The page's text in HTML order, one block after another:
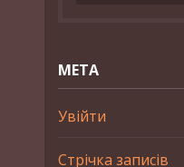
МЕТА
Увійти
Стрічка записів